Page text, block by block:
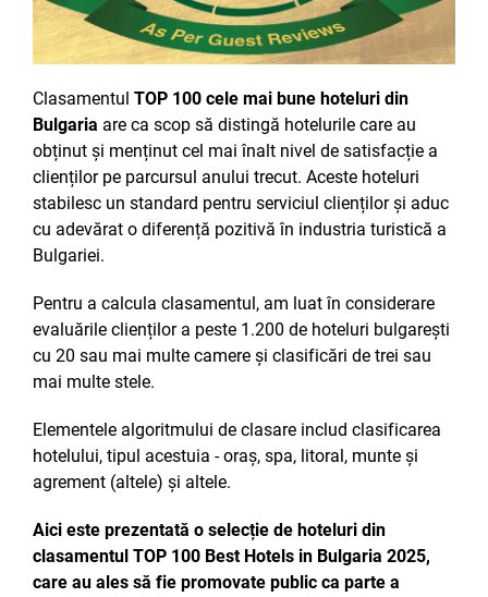
Clasamentul TOP 100 cele mai bune hoteluri din
Bulgaria are ca scop să distingă hotelurile care au
obținut și menținut cel mai înalt nivel de satisfacție a
clienților pe parcursul anului trecut. Aceste hoteluri
stabilesc un standard pentru serviciul clienților și aduc
cu adevărat o diferență pozitivă în industria turistică a
Bulgariei.
Pentru a calcula clasamentul, am luat în considerare
evaluările clienților a peste 1.200 de hoteluri bulgarești
cu 20 sau mai multe camere și clasificări de trei sau
mai multe stele.
Elementele algoritmului de clasare includ clasificarea
hotelului, tipul acestuia - oraș, spa, litoral, munte și
agrement (altele) și altele.
Aici este prezentată o selecție de hoteluri din
clasamentul TOP 100 Best Hotels in Bulgaria 2025,
care au ales să fie promovate public ca parte a